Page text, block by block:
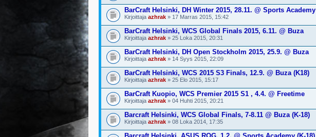
BarCraft Helsinki, DH Winter 2015, 28.11. @ Sports Academy
Kirjoittaja azhrak » 17 Marras 2015, 15:42
BarCraft Helsinki, WCS Global Finals 2015, 6.11. @ Buza
Kirjoittaja azhrak » 25 Loka 2015, 20:31
BarCraft Helsinki, DH Open Stockholm 2015, 25.9. @ Buza
Kirjoittaja azhrak » 14 Syys 2015, 22:09
BarCraft Helsinki, WCS 2015 S3 Finals, 12.9. @ Buza (K18)
Kirjoittaja azhrak » 25 Elo 2015, 15:17
BarCraft Kuopio, WCS Premier 2015 S1 , 4.4. @ Freetime
Kirjoittaja azhrak » 04 Huhti 2015, 20:21
Barcraft Helsinki, WCS Global Finals, 7-8.11 @ Buza (K-18)
Kirjoittaja azhrak » 08 Loka 2014, 17:35